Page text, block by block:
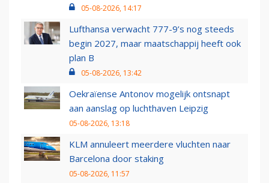
05-08-2026, 14:17
Lufthansa verwacht 777-9’s nog steeds
begin 2027, maar maatschappij heeft ook
plan B
05-08-2026, 13:42
Oekraïense Antonov mogelijk ontsnapt
aan aanslag op luchthaven Leipzig
05-08-2026, 13:18
KLM annuleert meerdere vluchten naar
Barcelona door staking
05-08-2026, 11:57